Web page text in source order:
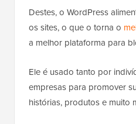
Destes, o WordPress
os sites, o que o torna o
a melhor plataforma para
Ele é usado tanto por
empresas para promover
histórias, produtos e muito